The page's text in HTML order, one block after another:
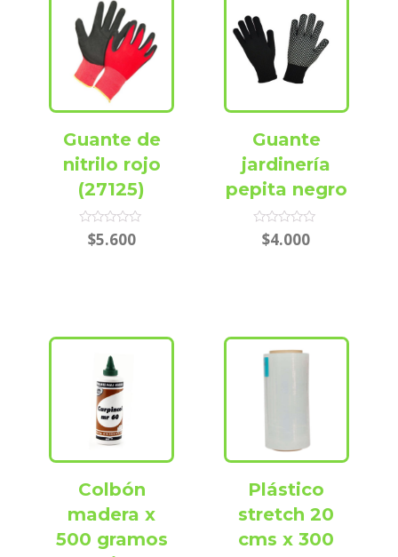
Guante de
nitrilo rojo
(27125)
Rated
$5.600
Guante
jardinería
pepita negro
Rated
$4.000
Colbón
madera x
500 gramos
Plástico
stretch 20
cms x 300